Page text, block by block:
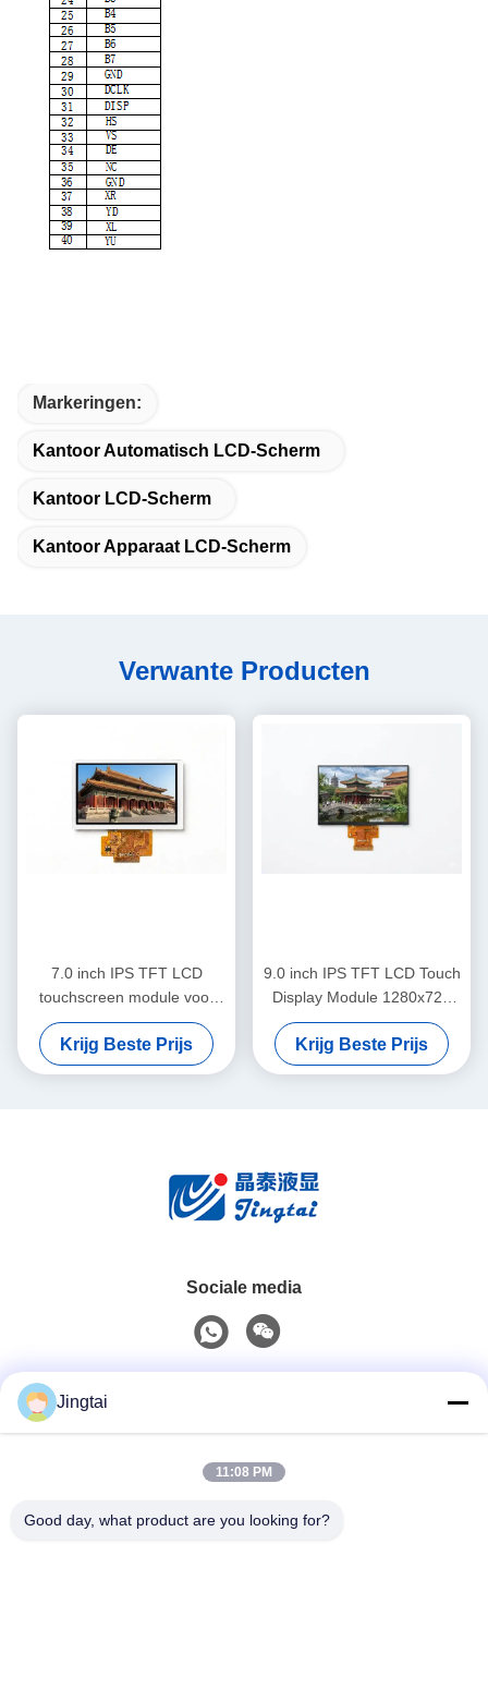
Markeringen:
Kantoor Automatisch LCD-Scherm
Kantoor LCD-Scherm
Kantoor Apparaat LCD-Scherm
Verwante Producten
7.0 inch IPS TFT LCD
touchscreen module voor
ingebedde
kantoorautomatiseringssystemen
Krijg Beste Prijs
9.0 inch IPS TFT LCD Touch
Display Module 1280x720
LVDS Voor
kantoorapparatuur
Krijg Beste Prijs
Sociale media
0086-755-27491128
Jingtai
11:08 PM
Good day, what product are you looking for?